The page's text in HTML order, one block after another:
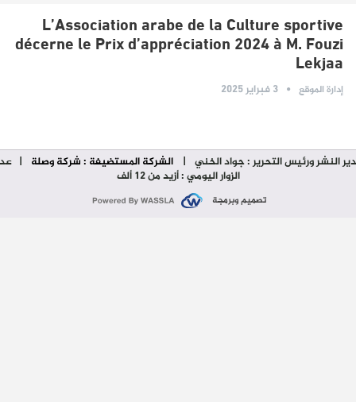
L’Association arabe de la Culture sportive
décerne le Prix d’appréciation 2024 à M. Fouzi
Lekjaa
إدارة الموقع 3 فبراير 2025
النشر ورئيس التحرير : جواد الخني | الشركة المستضيفة : شركة وصلة |
الزوار اليومي : أزيد من 12 ألف
تصميم وبرمجة